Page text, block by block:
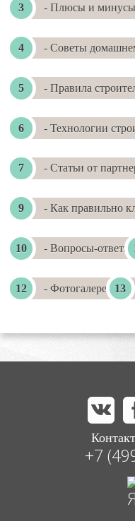
- Плюсы и минусы
- Советы
- Правила
- Технологии
- Статьи от
- Как правильно
- Вопросы-ответы
- Фотогалереи
+7